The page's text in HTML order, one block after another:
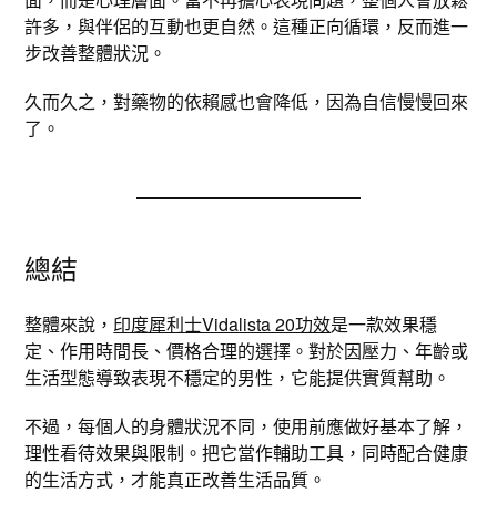
許多，與伴侶的互動也更自然。這種正向循環，反而進一
步改善整體狀況。
久而久之，對藥物的依賴感也會降低，因為自信慢慢回來
了。
總結
整體來說， 印度犀利士Vidalista 20功效是一款效果穩
定、作用時間長、價格合理的選擇。對於因壓力、年齡或
生活型態導致表現不穩定的男性，它能提供實質幫助。
不過，每個人的身體狀況不同，使用前應做好基本了解，
理性看待效果與限制。把它當作輔助工具，同時配合健康
的生活方式，才能真正改善生活品質。